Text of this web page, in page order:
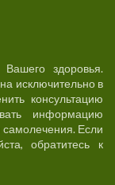
здоровья.
исключительно в
консультацию
информацию
самолечения. Если
обратитесь к